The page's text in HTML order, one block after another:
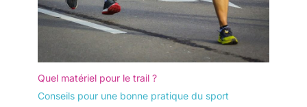
Quel matériel pour le trail ?
Conseils pour une bonne pratique du sport